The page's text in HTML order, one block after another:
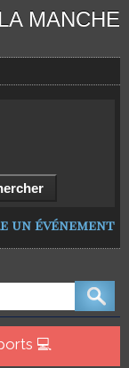
MANCHE
un événement
💻